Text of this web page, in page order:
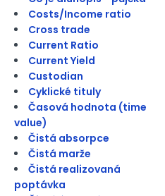
Costs/Income ratio
Cross trade
Current Ratio
Current Yield
Custodian
Cyklické tituly
Časová hodnota (time
value)
Čistá absorpce
Čistá marže
Čistá realizovaná
poptávka